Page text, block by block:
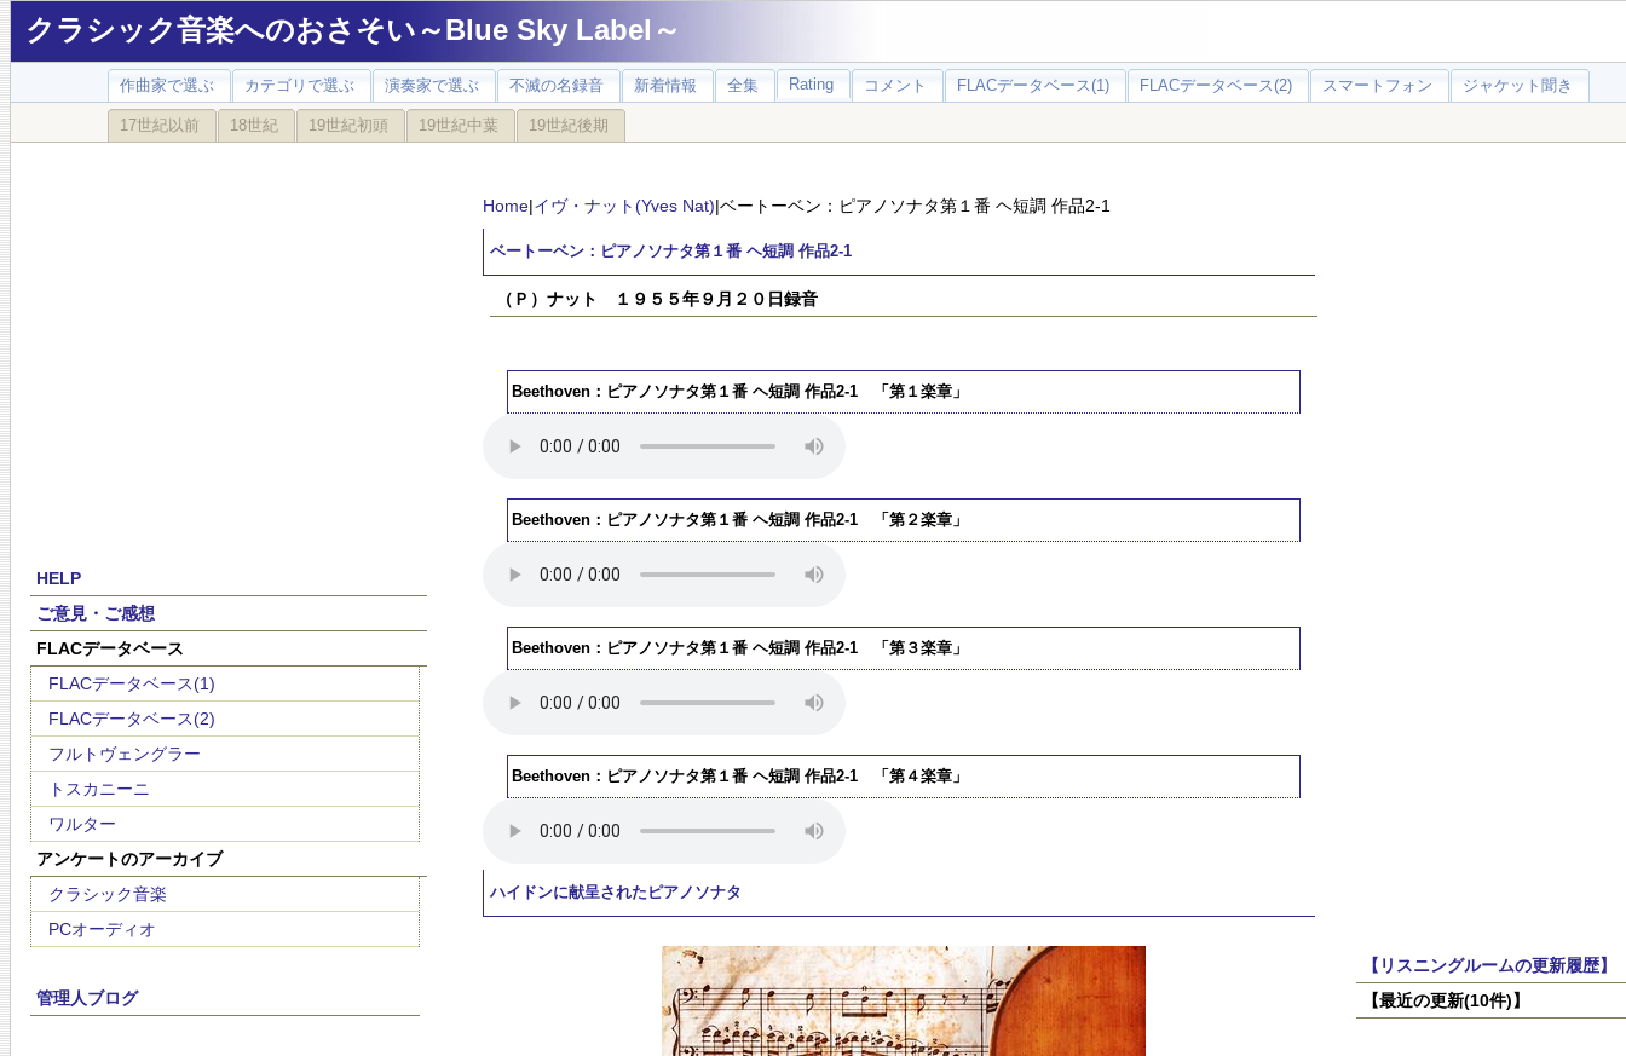
クラシック音楽へのおさそい～Blue Sky Label～
作曲家で選ぶ カテゴリで選ぶ 演奏家で選ぶ 不滅の名録音 新着情報 全集 Rating コメント FLACデータベース(1) FLACデータベース(2) スマートフォン ジャケット聞き
17世紀以前 18世紀 19世紀初頭 19世紀中葉 19世紀後期
HELP
ご意見・ご感想
FLACデータベース
FLACデータベース(1)
FLACデータベース(2)
フルトヴェングラー
トスカニーニ
ワルター
アンケートのアーカイブ
クラシック音楽
PCオーディオ
管理人ブログ
Home|イヴ・ナット(Yves Nat)|ベートーベン：ピアノソナタ第１番 ヘ短調 作品2-1
ベートーベン：ピアノソナタ第１番 ヘ短調 作品2-1
（Ｐ）ナット １９５５年９月２０日録音
Beethoven：ピアノソナタ第１番 ヘ短調 作品2-1 「第１楽章」
Beethoven：ピアノソナタ第１番 ヘ短調 作品2-1 「第２楽章」
Beethoven：ピアノソナタ第１番 ヘ短調 作品2-1 「第３楽章」
Beethoven：ピアノソナタ第１番 ヘ短調 作品2-1 「第４楽章」
ハイドンに献呈されたピアノソナタ
【リスニングルームの更新履歴】
【最近の更新(10件)】